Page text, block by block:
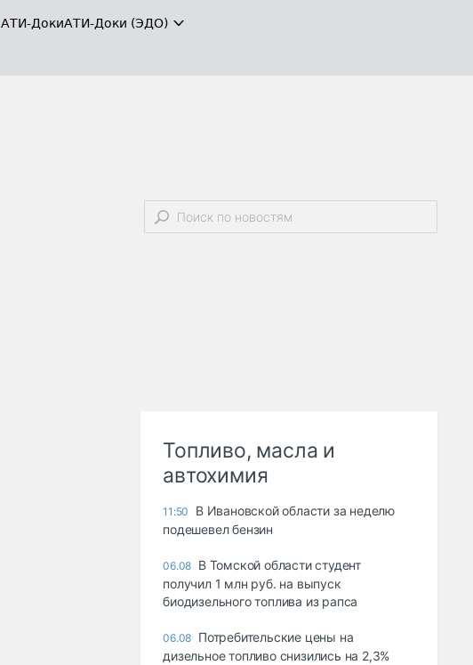
АТИ-ДокиАТИ-Доки (ЭДО)
Топливо, масла и
автохимия
11:50
В Ивановской области за неделю
подешевел бензин
06.08 В Томской области студент
получил 1 млн руб. на выпуск
биодизельного топлива из рапса
06.08 Потребительские цены на
дизельное топливо снизились на 2,3%